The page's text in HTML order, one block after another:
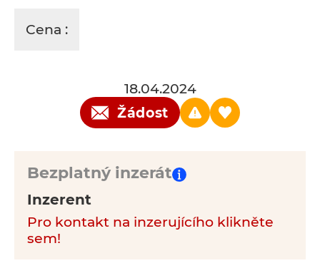
Cena :
18.04.2024
Žádost
Bezplatný inzerát
Inzerent
Pro kontakt na inzerujícího klikněte
sem!